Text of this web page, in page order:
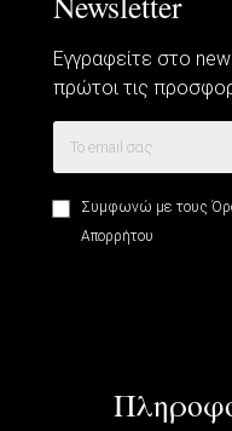
Εγγραφείτε στο
πρώτοι τις
Συμφωνώ με τους
Απορρήτου